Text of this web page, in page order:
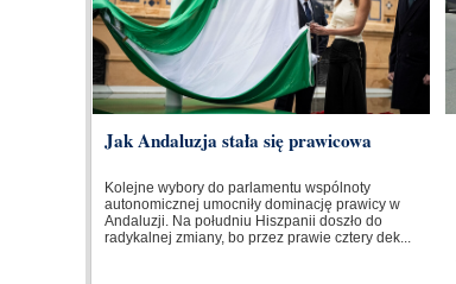
Jak Andaluzja stała się prawicowa
Kolejne wybory do parlamentu wspólnoty
autonomicznej umocniły dominację prawicy w
Andaluzji. Na południu Hiszpanii doszło do
radykalnej zmiany, bo przez prawie cztery dek...